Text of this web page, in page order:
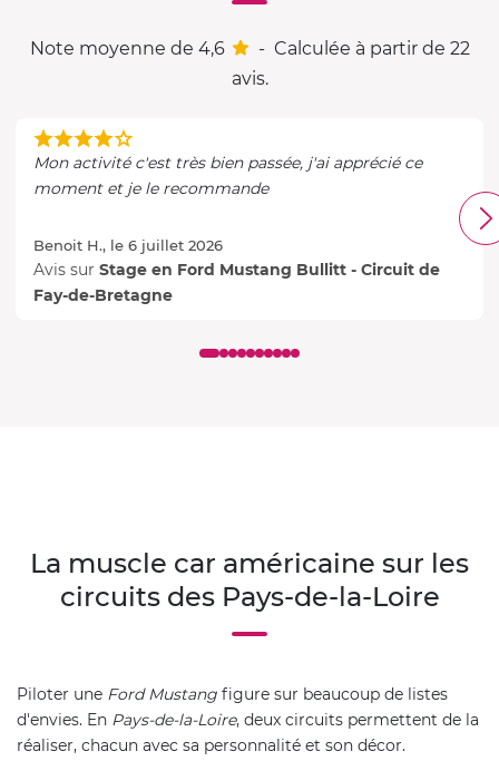
Note moyenne de 4,6 - Calculée à partir de 22
avis.
Mon activité c'est très bien passée, j'ai apprécié ce
moment et je le recommande
Benoit H., le 6 juillet 2026
Avis sur Stage en Ford Mustang Bullitt - Circuit de
Fay-de-Bretagne
La muscle car américaine sur les
circuits des Pays-de-la-Loire
Piloter une Ford Mustang figure sur beaucoup de listes
d'envies. En Pays-de-la-Loire, deux circuits permettent de la
réaliser, chacun avec sa personnalité et son décor.